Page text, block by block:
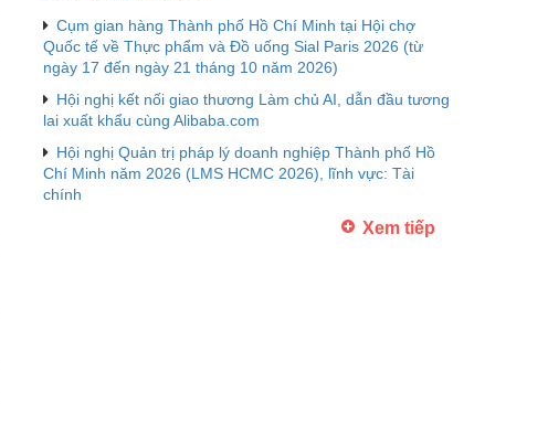
Cụm gian hàng Thành phố Hồ Chí Minh tại Hội chợ
Quốc tế về Thực phẩm và Đồ uống Sial Paris 2026 (từ
ngày 17 đến ngày 21 tháng 10 năm 2026)
Hội nghị kết nối giao thương Làm chủ AI, dẫn đầu tương
lai xuất khẩu cùng Alibaba.com
Hội nghị Quản trị pháp lý doanh nghiệp Thành phố Hồ
Chí Minh năm 2026 (LMS HCMC 2026), lĩnh vực: Tài
chính
Xem tiếp